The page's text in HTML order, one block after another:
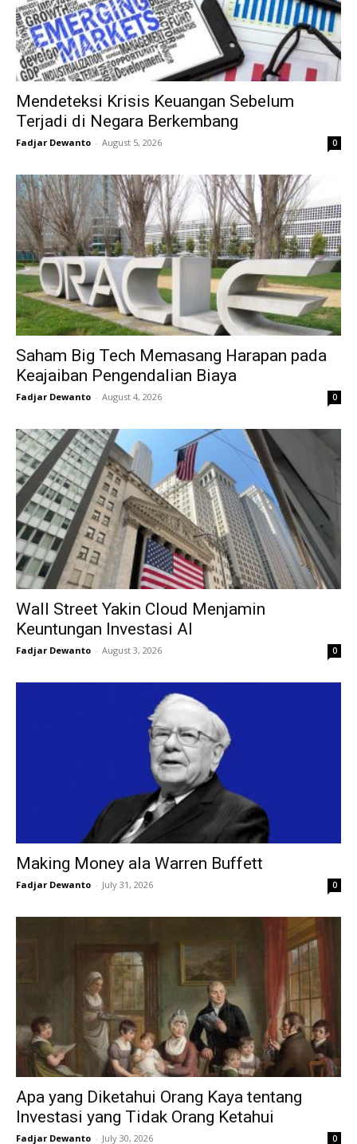
Mendeteksi Krisis Keuangan Sebelum
Terjadi di Negara Berkembang
Fadjar Dewanto - August 5, 2026 0
Saham Big Tech Memasang Harapan pada
Keajaiban Pengendalian Biaya
Fadjar Dewanto - August 4, 2026 0
Wall Street Yakin Cloud Menjamin
Keuntungan Investasi AI
Fadjar Dewanto - August 3, 2026 0
Making Money ala Warren Buffett
Fadjar Dewanto - July 31, 2026 0
Apa yang Diketahui Orang Kaya tentang
Investasi yang Tidak Orang Ketahui
Fadjar Dewanto - July 30, 2026 0